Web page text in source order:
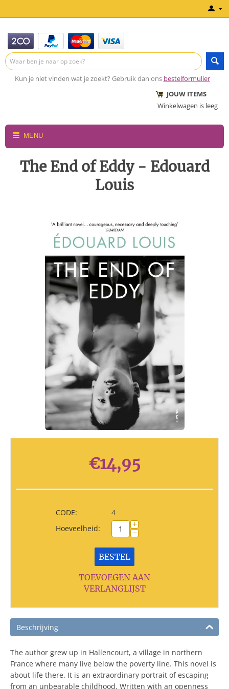
Kun je niet vinden wat je zoekt? Gebruik dan ons bestelformulier
JOUW ITEMS
Winkelwagen is leeg
MENU
The End of Eddy - Edouard
Louis
€14,95
CODE:
4
Hoeveelheid:
+
−
BESTEL
TOEVOEGEN AAN
VERLANGLIJST
Beschrijving
The author grew up in Hallencourt, a village in northern
France where many live below the poverty line. This novel is
about life there. It is an extraordinary portrait of escaping
from an unbearable childhood. Written with an openness